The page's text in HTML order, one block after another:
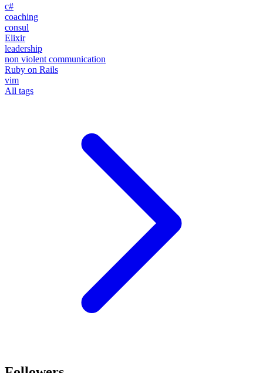
c#
coaching
consul
Elixir
leadership
non violent communication
Ruby on Rails
vim
All tags